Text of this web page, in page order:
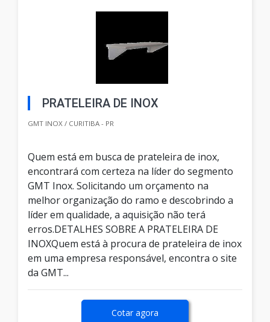
PRATELEIRA DE INOX
GMT INOX / CURITIBA - PR
Quem está em busca de prateleira de inox,
encontrará com certeza na líder do segmento
GMT Inox. Solicitando um orçamento na
melhor organização do ramo e descobrindo a
líder em qualidade, a aquisição não terá
erros.DETALHES SOBRE A PRATELEIRA DE
INOXQuem está à procura de prateleira de inox
em uma empresa responsável, encontra o site
da GMT...
Cotar agora